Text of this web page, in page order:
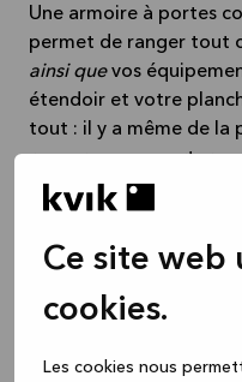
Ce site web
cookies.
Les cookies nous
Une armoire à portes
permet de ranger tout
ainsi quevos
étendoir et votre
tout : il y a même de la
ranger vos couvertures